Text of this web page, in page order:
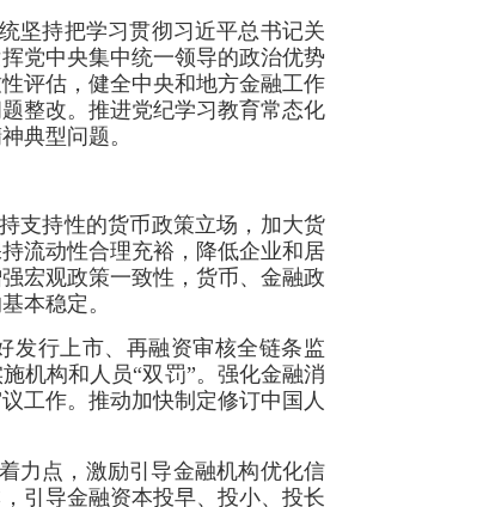
坚持把学习贯彻习近平总书记关
党中央集中统一领导的政治优势
评估，健全中央和地方金融工作
整改。推进党纪学习教育常态化
典型问题。
支持性的货币政策立场，加大货
流动性合理充裕，降低企业和居
宏观政策一致性，货币、金融政
本稳定。
发行上市、再融资审核全链条监
机构和人员“双罚”。强化金融消
工作。推动加快制定修订中国人
力点，激励引导金融机构优化信
引导金融资本投早、投小、投长